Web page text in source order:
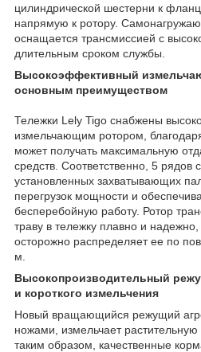
цилиндрической шестерни к
напрямую к ротору.
оснащается трансмиссией с
длительным сроком службы.
Высокоэффективный
основным преимуществом
Тележки Lely Tigo снабжены
измельчающим ротором,
может получать максимальную
средств. Соответственно, 5 рядов
установленных захватывающих
перегрузок мощности и
бесперебойную работу. Ротор
траву в тележку плавно и
осторожно распределяет ее по
м.
Высокопроизводительный
и короткого измельчения
Новый вращающийся режущий
ножами, измельчает растительную
таким образом, качественные